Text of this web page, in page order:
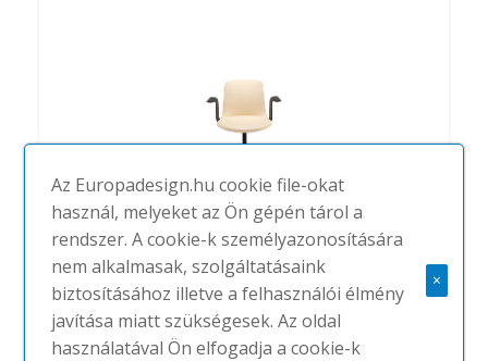
Lottus confident chair with castors
ENEA
Az Europadesign.hu cookie file-okat
használ, melyeket az Ön gépén tárol a
rendszer. A cookie-k személyazonosítására
nem alkalmasak, szolgáltatásaink
biztosításához illetve a felhasználói élmény
javítása miatt szükségesek. Az oldal
használatával Ön elfogadja a cookie-k
×